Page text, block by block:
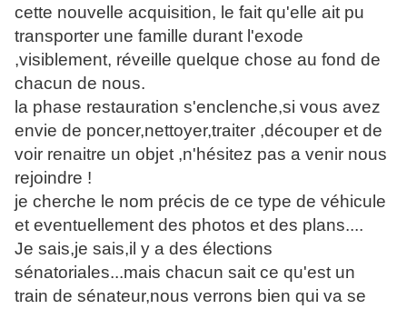
cette nouvelle acquisition, le fait qu'elle ait pu
transporter une famille durant l'exode
,visiblement, réveille quelque chose au fond de
chacun de nous.
la phase restauration s'enclenche,si vous avez
envie de poncer,nettoyer,traiter ,découper et de
voir renaitre un objet ,n'hésitez pas a venir nous
rejoindre !
je cherche le nom précis de ce type de véhicule
et eventuellement des photos et des plans....
Je sais,je sais,il y a des élections
sénatoriales...mais chacun sait ce qu'est un
train de sénateur,nous verrons bien qui va se